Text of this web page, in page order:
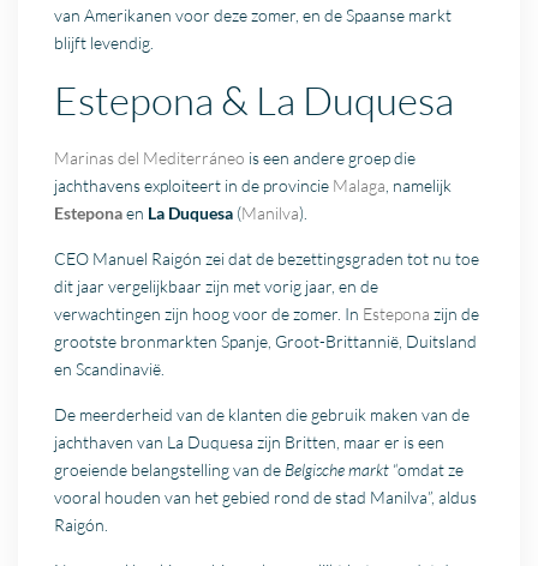
van Amerikanen voor deze zomer, en de Spaanse markt
blijft levendig.
Estepona & La Duquesa
Marinas del Mediterráneo is een andere groep die
jachthavens exploiteert in de provincie Malaga, namelijk
Esteponaen La Duquesa (Manilva).
CEO Manuel Raigón zei dat de bezettingsgraden tot nu toe
dit jaar vergelijkbaar zijn met vorig jaar, en de
verwachtingen zijn hoog voor de zomer. In Estepona zijn de
grootste bronmarkten Spanje, Groot-Brittannië, Duitsland
en Scandinavië.
De meerderheid van de klanten die gebruik maken van de
jachthaven van La Duquesa zijn Britten, maar er is een
groeiende belangstelling van de Belgische markt “omdat ze
vooral houden van het gebied rond de stad Manilva”, aldus
Raigón.